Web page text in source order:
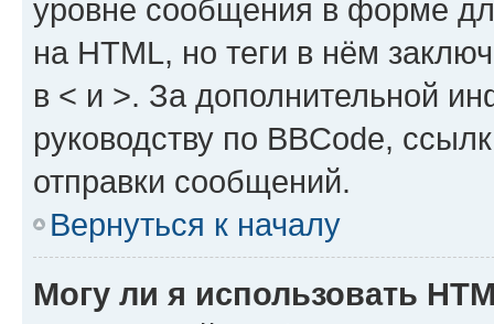
уровне сообщения в форме
на HTML, но теги в нём
в < и >. За дополнительной
руководству по BBCode,
отправки сообщений.
Вернуться к началу
Могу ли я использовать